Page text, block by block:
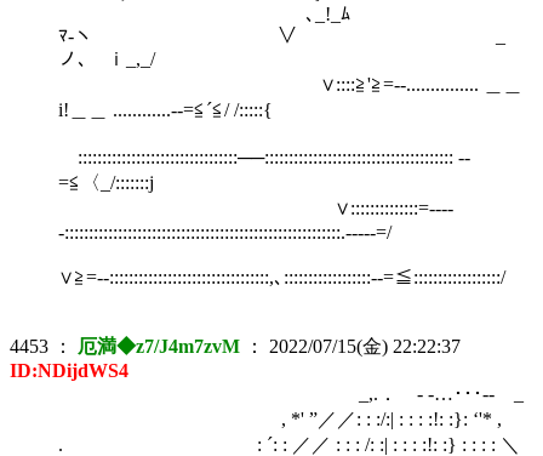
､_!_ﾑ
ﾏ-ヽ ∨ _
ノ､ ｉ_,_/
∨::::≧'≧=‐-............... ＿＿
i!＿＿ ............-‐=≦´≦/ /:::::{
ゞ:::::::::::::::::::::::::::::::::──::::::::::::::::::::::::::::::::::::::: -‐
=≦〈_/:::::::j
∨::::::::::::::=‐---
-:::::::::::::::::::::::::::::::::::::::::::::::::::::::::.----‐=/
∨≧=‐-:::::::::::::::::::::::::::::::::,､::::::::::::::::::-‐=≦::::::::::::::::::/
4453 ： 厄満◆z7/J4m7zvM ： 2022/07/15(金) 22:22:37
ID:NDijdWS4
_,.． - ‐…･･･‐- _
, *' ”／／: : :/:| : : : :!: :}: ‘'* ,
. : ´: : ／／ : : : /: :| : : : :!: :} : : : : ＼